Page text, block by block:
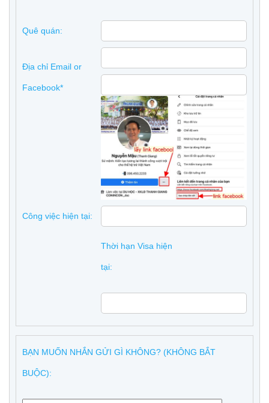
Quê quán:
Địa chỉ Email or
Facebook*
Công việc hiện tại:
Thời hạn Visa hiện
tại:
BẠN MUỐN NHẮN GỬI GÌ KHÔNG? (KHÔNG BẮT
BUỘC):